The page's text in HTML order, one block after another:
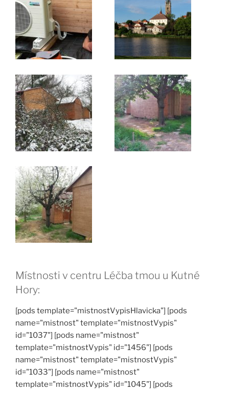
Místnosti v centru Léčba tmou u Kutné
Hory:
[pods template="mistnostVypisHlavicka"] [pods
name="mistnost" template="mistnostVypis"
id="1037"] [pods name="mistnost"
template="mistnostVypis" id="1456"] [pods
name="mistnost" template="mistnostVypis"
id="1033"] [pods name="mistnost"
template="mistnostVypis" id="1045"] [pods